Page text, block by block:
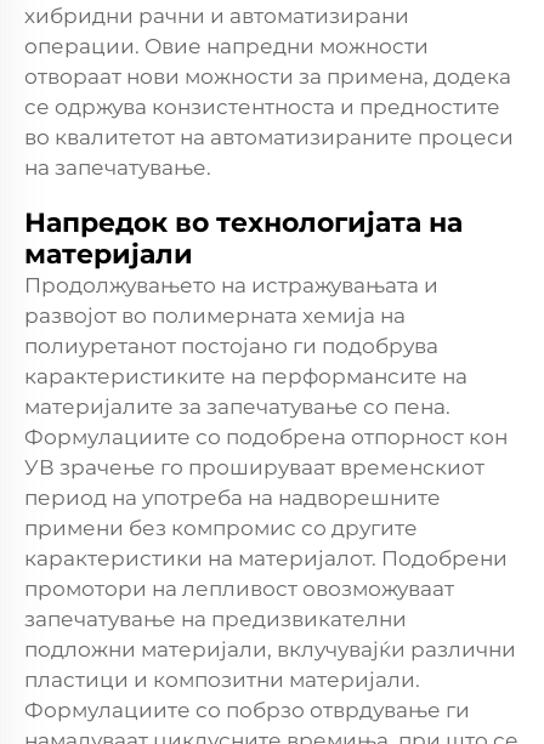
хибридни рачни и автоматизирани
операции. Овие напредни можности
отвораат нови можности за примена, додека
се одржува конзистентноста и предностите
во квалитетот на автоматизираните процеси
на запечатување.
Напредок во технологијата на
материјали
Продолжувањето на истражувањата и
развојот во полимерната хемија на
полиуретанот постојано ги подобрува
карактеристиките на перформансите на
материјалите за запечатување со пена.
Формулациите со подобрена отпорност кон
УВ зрачење го прошируваат временскиот
период на употреба на надворешните
примени без компромис со другите
карактеристики на материјалот. Подобрени
промотори на лепливост овозможуваат
запечатување на предизвикателни
подложни материјали, вклучувајќи различни
пластици и композитни материјали.
Формулациите со побрзо отврдување ги